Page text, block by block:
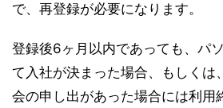
で、再登録が必要になります。
登録後6ヶ月以内であっても、パ
て入社が決まった場合、もしくは
会の申し出があった場合には利用